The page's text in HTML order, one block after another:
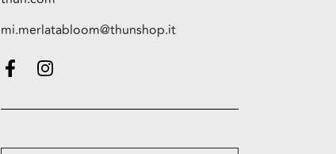
mi.merlatabloom@thunshop.it